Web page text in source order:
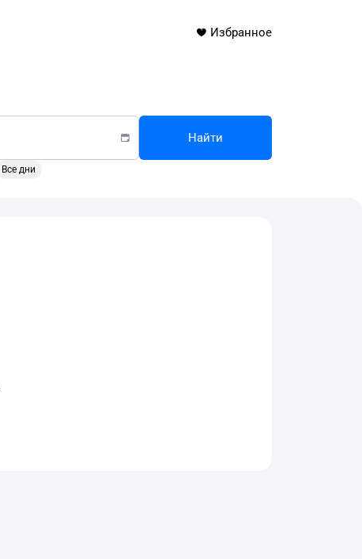
Избранное
Все дни
Найти